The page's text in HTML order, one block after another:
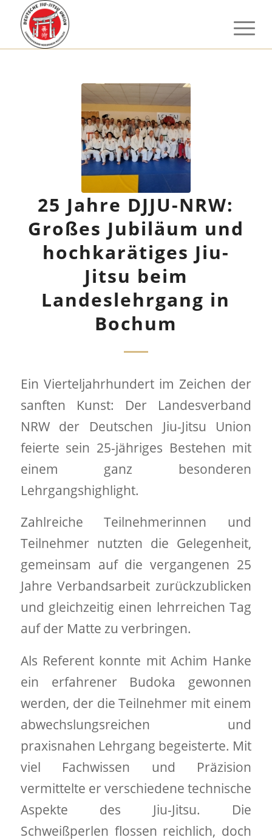
25 Jahre DJJU-NRW:
Großes Jubiläum und
hochkarätiges Jiu-
Jitsu beim
Landeslehrgang in
Bochum
Ein Vierteljahrhundert im Zeichen der
sanften Kunst: Der Landesverband
NRW der Deutschen Jiu-Jitsu Union
feierte sein 25-jähriges Bestehen mit
einem ganz besonderen
Lehrgangshighlight.
Zahlreiche Teilnehmerinnen und
Teilnehmer nutzten die Gelegenheit,
gemeinsam auf die vergangenen 25
Jahre Verbandsarbeit zurückzublicken
und gleichzeitig einen lehrreichen Tag
auf der Matte zu verbringen.
Als Referent konnte mit Achim Hanke
ein erfahrener Budoka gewonnen
werden, der die Teilnehmer mit einem
abwechslungsreichen und
praxisnahen Lehrgang begeisterte. Mit
viel Fachwissen und Präzision
vermittelte er verschiedene technische
Aspekte des Jiu-Jitsu. Die
Schweißperlen flossen reichlich, doch